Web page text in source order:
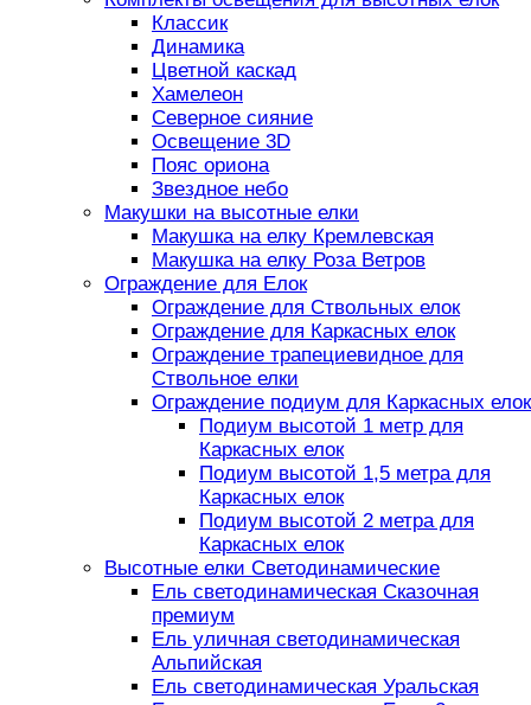
Классик
Динамика
Цветной каскад
Хамелеон
Северное сияние
Освещение 3D
Пояс ориона
Звездное небо
Макушки на высотные елки
Макушка на елку Кремлевская
Макушка на елку Роза Ветров
Ограждение для Елок
Ограждение для Ствольных елок
Ограждение для Каркасных елок
Ограждение трапециевидное для
Ствольное елки
Ограждение подиум для Каркасных елок
Подиум высотой 1 метр для
Каркасных елок
Подиум высотой 1,5 метра для
Каркасных елок
Подиум высотой 2 метра для
Каркасных елок
Высотные елки Светодинамические
Ель светодинамическая Сказочная
премиум
Ель уличная светодинамическая
Альпийская
Ель светодинамическая Уральская